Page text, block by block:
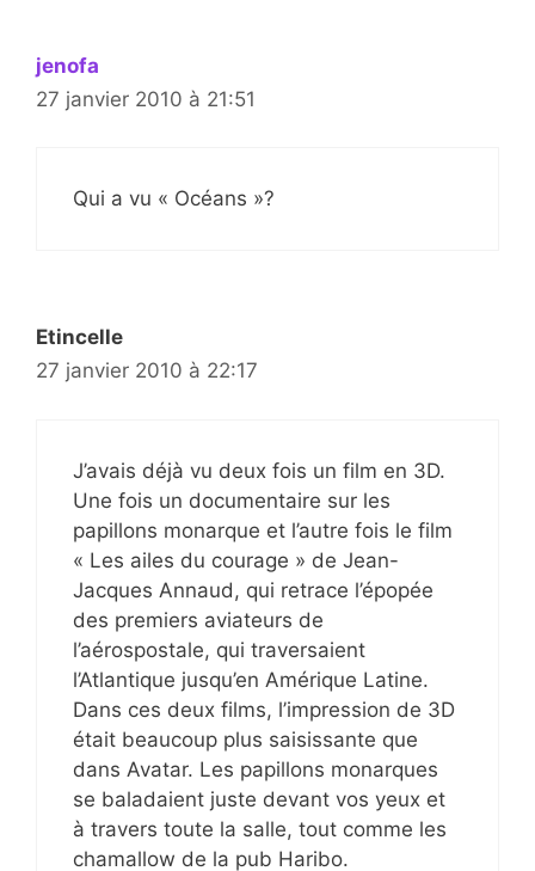
jenofa
27 janvier 2010 à 21:51
Qui a vu « Océans »?
Etincelle
27 janvier 2010 à 22:17
J’avais déjà vu deux fois un film en 3D.
Une fois un documentaire sur les
papillons monarque et l’autre fois le film
« Les ailes du courage » de Jean-
Jacques Annaud, qui retrace l’épopée
des premiers aviateurs de
l’aérospostale, qui traversaient
l’Atlantique jusqu’en Amérique Latine.
Dans ces deux films, l’impression de 3D
était beaucoup plus saisissante que
dans Avatar. Les papillons monarques
se baladaient juste devant vos yeux et
à travers toute la salle, tout comme les
chamallow de la pub Haribo.